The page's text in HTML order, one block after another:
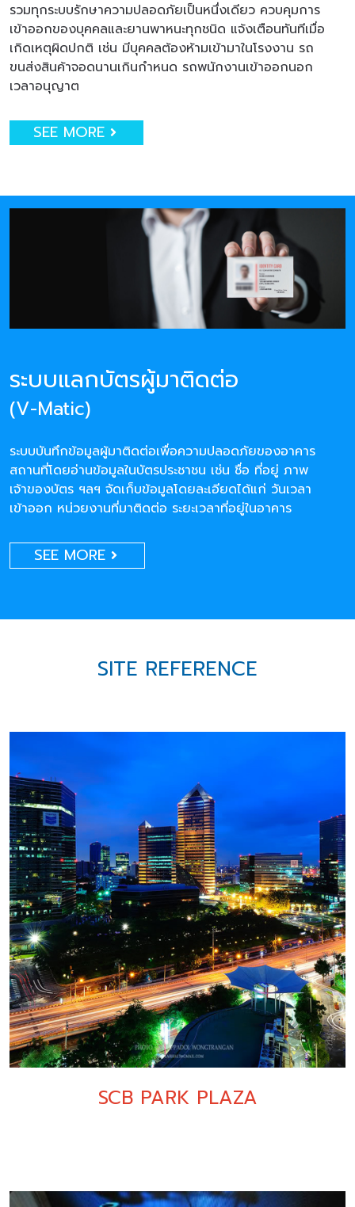
รวมทุกระบบรักษาความปลอดภัยเป็นหนึ่งเดียว ควบคุมการ
เข้าออกของบุคคลและยานพาหนะทุกชนิด แจ้งเตือนทันทีเมื่อ
เกิดเหตุผิดปกติ เช่น มีบุคคลต้องห้ามเข้ามาในโรงงาน รถ
ขนส่งสินค้าจอดนานเกินกำหนด รถพนักงานเข้าออกนอก
เวลาอนุญาต
SEE MORE
ระบบแลกบัตรผู้มาติดต่อ
(V-Matic)
ระบบบันทึกข้อมูลผู้มาติดต่อเพื่อความปลอดภัยของอาคาร
สถานที่โดยอ่านข้อมูลในบัตรประชาชน เช่น ชื่อ ที่อยู่ ภาพ
เจ้าของบัตร ฯลฯ จัดเก็บข้อมูลโดยละเอียดได้แก่ วันเวลา
เข้าออก หน่วยงานที่มาติดต่อ ระยะเวลาที่อยู่ในอาคาร
SEE MORE
SITE REFERENCE
SCB PARK PLAZA